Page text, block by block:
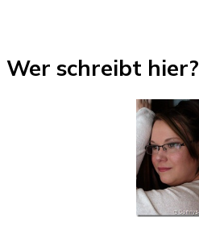
Wer schreibt hier?